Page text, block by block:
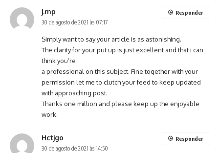
j.mp
30 de agosto de 2021 às 07:17
Simply want to say your article is as astonishing.
The clarity for your put up is just excellent and that i can
think you’re
a professional on this subject. Fine together with your
permission let me to clutch your feed to keep updated
with approaching post.
Thanks one million and please keep up the enjoyable
work.
Responder
Hctjgo
30 de agosto de 2021 às 14:50
Responder